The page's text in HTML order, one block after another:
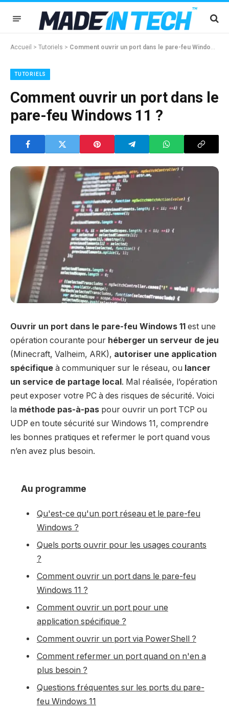
Accueil > Tutoriels > Comment ouvrir un port dans le pare-feu Windows 11 ?
TUTORIELS
Comment ouvrir un port dans le
pare-feu Windows 11 ?
Ouvrir un port dans le pare-feu Windows 11 est une
opération courante pour héberger un serveur de jeu
(Minecraft, Valheim, ARK), autoriser une application
spécifique à communiquer sur le réseau, ou lancer
un service de partage local. Mal réalisée, l’opération
peut exposer votre PC à des risques de sécurité. Voici
la méthode pas-à-pas pour ouvrir un port TCP ou
UDP en toute sécurité sur Windows 11, comprendre
les bonnes pratiques et refermer le port quand vous
n’en avez plus besoin.
Au programme
Qu'est-ce qu'un port réseau et le pare-feu
Windows ?
Quels ports ouvrir pour les usages courants
?
Comment ouvrir un port dans le pare-feu
Windows 11 ?
Comment ouvrir un port pour une
application spécifique ?
Comment ouvrir un port via PowerShell ?
Comment refermer un port quand on n'en a
plus besoin ?
Questions fréquentes sur les ports du pare-
feu Windows 11